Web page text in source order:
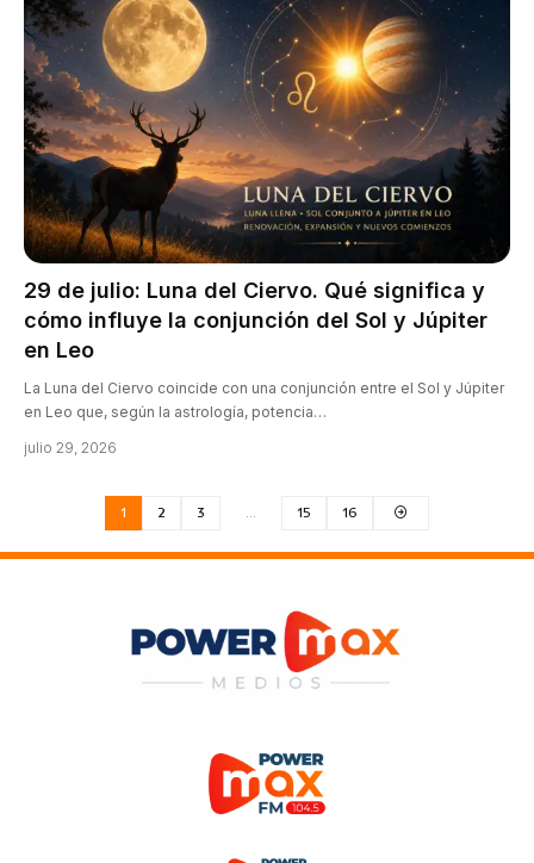
29 de julio: Luna del Ciervo. Qué significa y
cómo influye la conjunción del Sol y Júpiter
en Leo
La Luna del Ciervo coincide con una conjunción entre el Sol y Júpiter
en Leo que, según la astrología, potencia…
julio 29, 2026
1 2 3 … 15 16